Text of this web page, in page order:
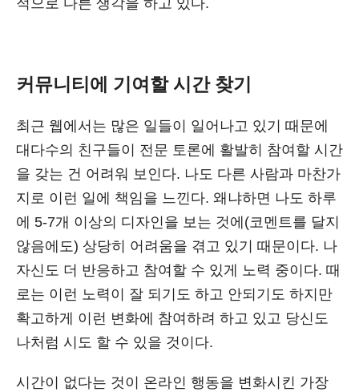
적으로 다른 생각을 하고 있다.
커뮤니티에 기여할 시간 찾기
최근 웹에서는 많은 일들이 일어나고 있기 때문에
대다수의 친구들이 전문 토론에 활발히 참여할 시간
을 갖는 건 어려워 보인다. 나도 다른 사람과 마찬가
지로 이런 일에 책임을 느낀다. 왜냐하면 나도 하루
에 5-7개 이상의 디자인을 보는 것에(코멘트를 달지
않음에도) 상당히 어려움을 겪고 있기 때문이다. 나
자신도 더 반응하고 참여할 수 있게 노력 중이다. 때
로는 이런 노력이 잘 되기도 하고 안되기도 하지만
확고하게 이런 변화에 참여하려 하고 있고 당신도
나처럼 시도 할 수 있을 것이다.
시간이 없다는 것이 온라인 행동을 변화시킨 가장